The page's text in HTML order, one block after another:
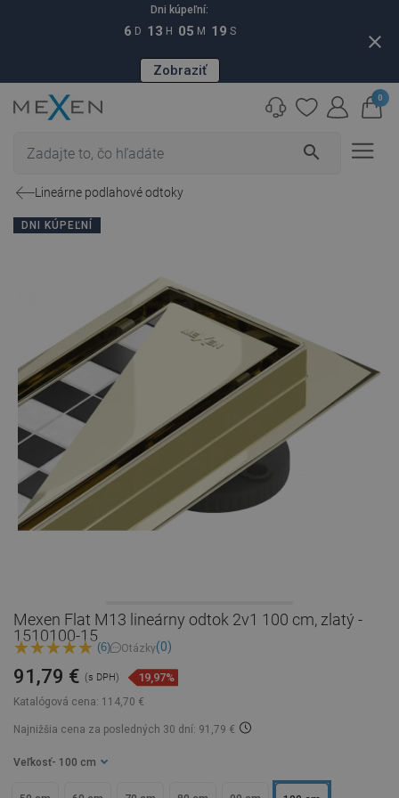
Dni kúpeľní:
6 D 13 H 05 M 18 S
Zobraziť
close
search
0
Lineárne podlahové odtoky
DNI KÚPEĽNÍ
Mexen Flat M13 lineárny odtok 2v1 100 cm, zlatý -
1510100-15
(6) Otázky(0)
Katalógová cena: 114,70 €
91,79 € (s DPH) 19,97%
Najnižšia cena za posledných 30 dní: 91,79 €
Veľkosť - 100 cm